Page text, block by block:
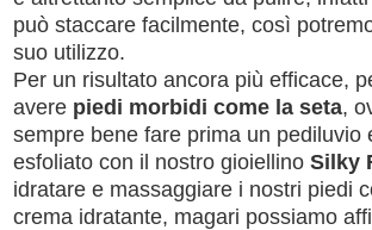
può staccare facilmente, così
suo utilizzo.
Per un risultato ancora più efficace,
avere piedi morbidi come la seta,
sempre bene fare prima un pediluvio
esfoliato con il nostro gioiellino Silky
idratare e massaggiare i nostri piedi
crema idratante, magari possiamo